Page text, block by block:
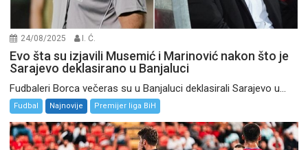
24/08/2025 I. Ć.
Evo šta su izjavili Musemić i Marinović nakon što je
Sarajevo deklasirano u Banjaluci
Fudbaleri Borca večeras su u Banjaluci deklasirali Sarajevo u...
Fudbal Najnovije Premijer liga BiH